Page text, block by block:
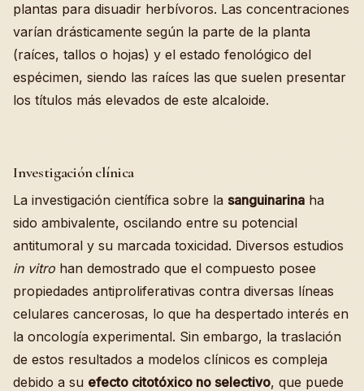
plantas para disuadir herbívoros. Las concentraciones
varían drásticamente según la parte de la planta
(raíces, tallos o hojas) y el estado fenológico del
espécimen, siendo las raíces las que suelen presentar
los títulos más elevados de este alcaloide.
Investigación clínica
La investigación científica sobre la sanguinarina ha
sido ambivalente, oscilando entre su potencial
antitumoral y su marcada toxicidad. Diversos estudios
in vitro han demostrado que el compuesto posee
propiedades antiproliferativas contra diversas líneas
celulares cancerosas, lo que ha despertado interés en
la oncología experimental. Sin embargo, la traslación
de estos resultados a modelos clínicos es compleja
debido a su efecto citotóxico no selectivo, que puede